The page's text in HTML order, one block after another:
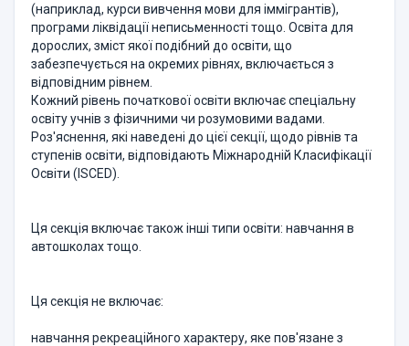
(наприклад, курси вивчення мови для іммігрантів),
програми ліквідації неписьменності тощо. Освіта для
дорослих, зміст якої подібний до освіти, що
забезпечується на окремих рівнях, включається з
відповідним рівнем.
Кожний рівень початкової освіти включає спеціальну
освіту учнів з фізичними чи розумовими вадами.
Роз'яснення, які наведені до цієї секції, щодо рівнів та
ступенів освіти, відповідають Міжнародній Класифікації
Освіти (ISCED).
Ця секція включає також інші типи освіти: навчання в
автошколах тощо.
Ця секція не включає:
навчання рекреаційного характеру, яке пов'язане з